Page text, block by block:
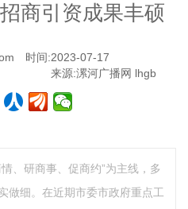
商引资成果丰硕
时间:2023-07-17
来源:漯河广播网 lhgb
、研商事、促商约”为主线，多
做细。在近期市委市政府重点工